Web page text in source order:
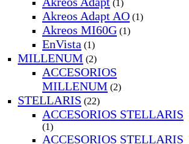
(1)
Akreos Adapt AO (1)
Akreos MI60G (1)
EnVista (1)
MILLENUM (2)
ACCESORIOS
MILLENUM (2)
STELLARIS (22)
ACCESORIOS STELLARIS
(1)
ACCESORIOS STELLARIS